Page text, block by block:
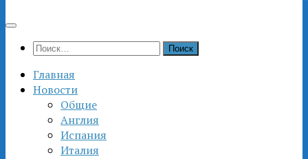
Найти:
Главная
Новости
Общие
Англия
Испания
Италия